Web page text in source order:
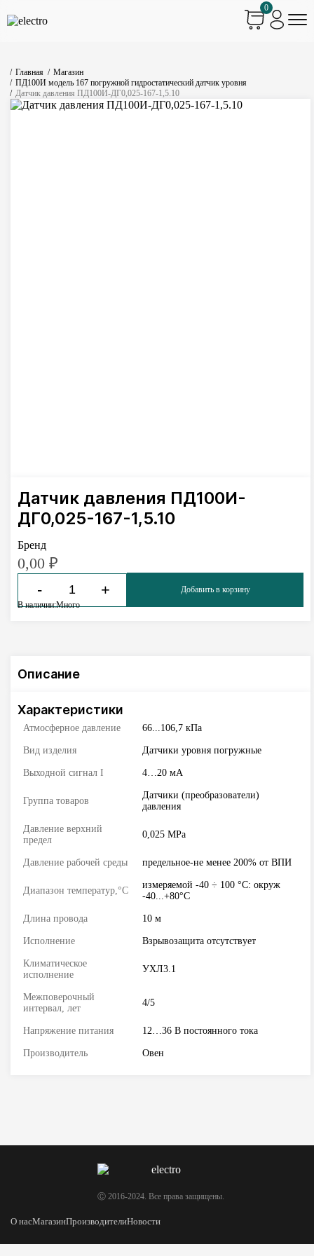
0
Главная
Магазин
ПД100И модель 167 погружной гидростатический датчик уровня
Датчик давления ПД100И-ДГ0,025-167-1,5.10
Датчик давления ПД100И-
ДГ0,025-167-1,5.10
Бренд
0,00 ₽
-
+
Добавить в корзину
В наличии:Много
Описание
Характеристики
Атмосферное давление 66...106,7 кПа
Вид изделия Датчики уровня погружные
Выходной сигнал I 4…20 мА
Группа товаров
Датчики (преобразователи)
давления
Давление верхний
предел
0,025 MPa
Давление рабочей среды предельное-не менее 200% от ВПИ
Диапазон температур,°С
измеряемой -40 ÷ 100 °С: окруж
-40...+80°С
Длина провода 10 м
Исполнение Взрывозащита отсутствует
Климатическое
исполнение
УХЛ3.1
Межповерочный
интервал, лет
4/5
Напряжение питания 12…36 В постоянного тока
Производитель Овен
Ⓒ 2016-2024. Все права защищены.
О насМагазинПроизводителиНовости